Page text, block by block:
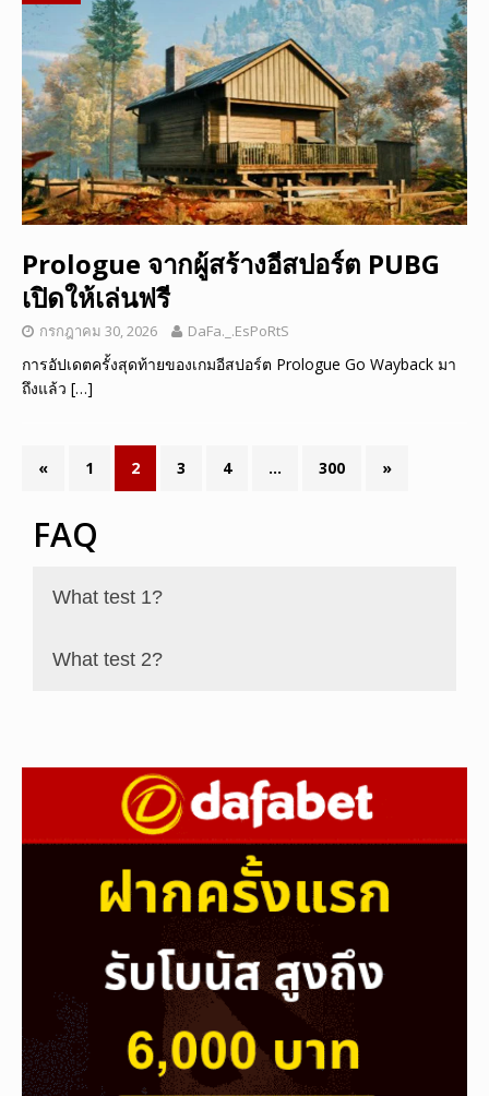
Prologue จากผู้สร้างอีสปอร์ต PUBG
เปิดให้เล่นฟรี
กรกฎาคม 30, 2026 DaFa._.EsPoRtS
การอัปเดตครั้งสุดท้ายของเกมอีสปอร์ต Prologue Go Wayback มา
ถึงแล้ว […]
« 1 2 3 4 … 300 »
FAQ
What test 1?
What test 2?